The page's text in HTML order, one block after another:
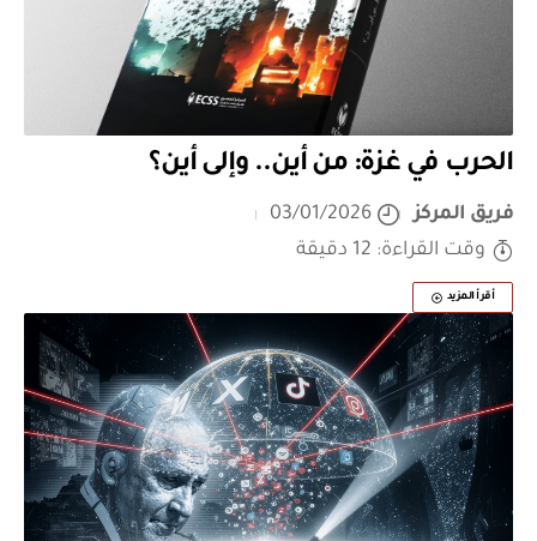
الحرب في غزة: من أين.. وإلى أين؟
فريق المركز
03/01/2026
وقت القراءة: 12 دقيقة
أقرأ المزيد